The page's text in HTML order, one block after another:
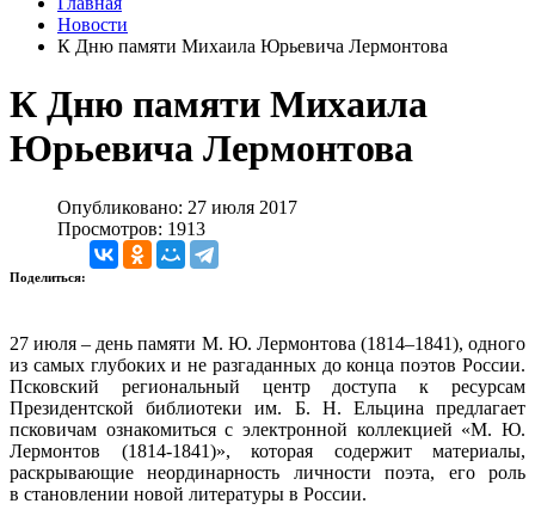
Новости
К Дню памяти Михаила Юрьевича Лермонтова
К Дню памяти Михаила
Юрьевича Лермонтова
Опубликовано: 27 июля 2017
Просмотров: 1913
Поделиться:
27 июля – день памяти М. Ю. Лермонтова (1814–1841), одного
из самых глубоких и не разгаданных до конца поэтов России.
Псковский региональный центр доступа к ресурсам
Президентской библиотеки им. Б. Н. Ельцина предлагает
псковичам ознакомиться с электронной коллекцией «М. Ю.
Лермонтов (1814-1841)», которая содержит материалы,
раскрывающие неординарность личности поэта, его роль
в становлении новой литературы в России.